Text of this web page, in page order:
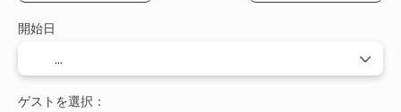
開始日
ゲストを選択：